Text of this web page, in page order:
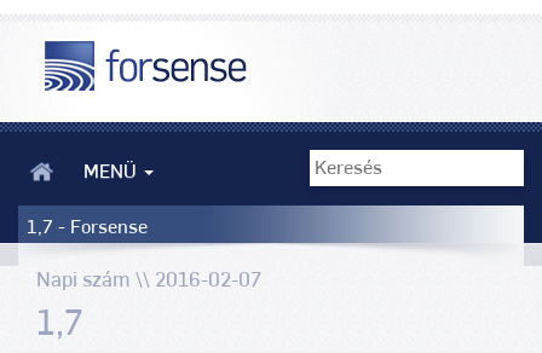
MENÜ
1,7 - Forsense
Napi szám \\ 2016-02-07
1,7